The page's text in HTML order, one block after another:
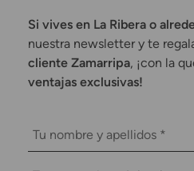
Si vives en La Ribera o
nuestra newsletter y te
cliente Zamarripa, ¡con la
ventajas exclusivas!